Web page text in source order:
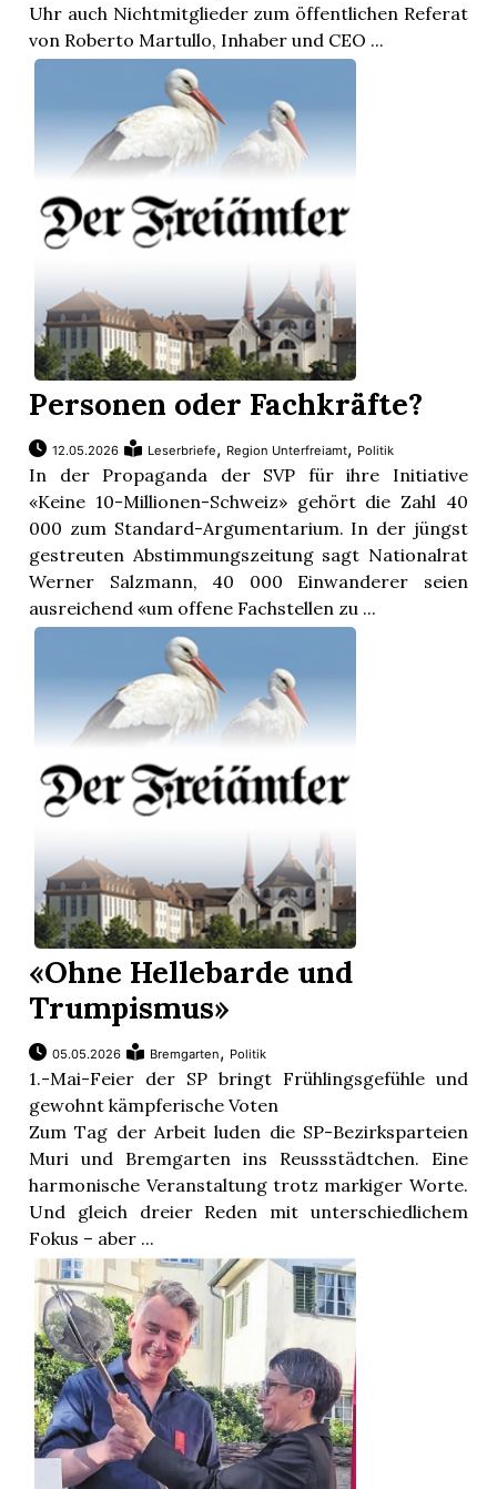
Uhr auch Nichtmitglieder zum öffentlichen Referat
von Roberto Martullo, Inhaber und CEO ...
Personen oder Fachkräfte?
12.05.2026 Leserbriefe, Region Unterfreiamt, Politik
In der Propaganda der SVP für ihre Initiative
«Keine 10-Millionen-Schweiz» gehört die Zahl 40
000 zum Standard-Argumentarium. In der jüngst
gestreuten Abstimmungszeitung sagt Nationalrat
Werner Salzmann, 40 000 Einwanderer seien
ausreichend «um offene Fachstellen zu ...
«Ohne Hellebarde und
Trumpismus»
05.05.2026 Bremgarten, Politik
1.-Mai-Feier der SP bringt Frühlingsgefühle und
gewohnt kämpferische Voten
Zum Tag der Arbeit luden die SP-Bezirksparteien
Muri und Bremgarten ins Reussstädtchen. Eine
harmonische Veranstaltung trotz markiger Worte.
Und gleich dreier Reden mit unterschiedlichem
Fokus – aber ...